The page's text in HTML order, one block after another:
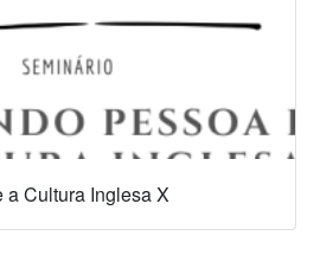
a Cultura Inglesa X